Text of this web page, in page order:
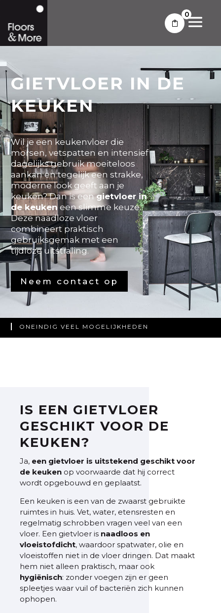
0
GIETVLOER IN DE
KEUKEN
Wil je een keukenvloer die
morsen, vetspatten en intensief
dagelijks gebruik moeiteloos
aankan en tegelijk een strakke,
moderne look geeft aan je
keuken? Dan is eengietvloer in
de keuken een slimme keuze.
Deze naadloze vloer
combineert praktisch
gebruiksgemak met een
tijdloze uitstraling.
Neem contact op
ONEINDIG VEEL MOGELIJKHEDEN
IS EEN GIETVLOER
GESCHIKT VOOR DE
KEUKEN?
Ja, een gietvloer is uitstekend geschikt voor
de keuken op voorwaarde dat hij correct
wordt opgebouwd en geplaatst.
Een keuken is een van de zwaarst gebruikte
ruimtes in huis. Vet, water, etensresten en
regelmatig schrobben vragen veel van een
vloer. Een gietvloer is naadloos en
vloeistofdicht, waardoor spatwater, olie en
vloeistoffen niet in de vloer dringen. Dat maakt
hem niet alleen praktisch, maar ook
hygiënisch: zonder voegen zijn er geen
spleetjes waar vuil of bacteriën zich kunnen
ophopen.